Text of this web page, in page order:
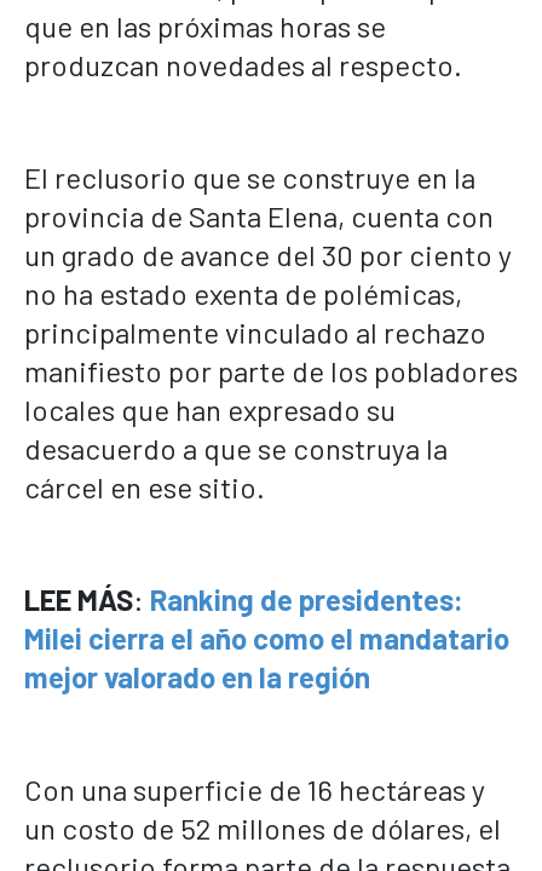
que en las próximas horas se
produzcan novedades al respecto.
El reclusorio que se construye en la
provincia de Santa Elena, cuenta con
un grado de avance del 30 por ciento y
no ha estado exenta de polémicas,
principalmente vinculado al rechazo
manifiesto por parte de los pobladores
locales que han expresado su
desacuerdo a que se construya la
cárcel en ese sitio.
LEE MÁS: Ranking de presidentes:
Milei cierra el año como el mandatario
mejor valorado en la región
Con una superficie de 16 hectáreas y
un costo de 52 millones de dólares, el